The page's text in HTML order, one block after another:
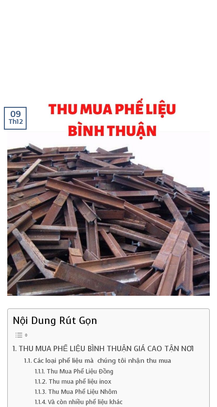
09
Th12
Nội Dung Rút Gọn
THU MUA PHẾ LIỆU BÌNH THUẬN GIÁ CAO TẬN NƠI
Các loại phế liệu mà chúng tôi nhận thu mua
Thu Mua Phế Liệu Đồng
Thu mua phế liệu inox
Thu Mua Phế Liệu Nhôm
Và còn nhiều phế liệu khác